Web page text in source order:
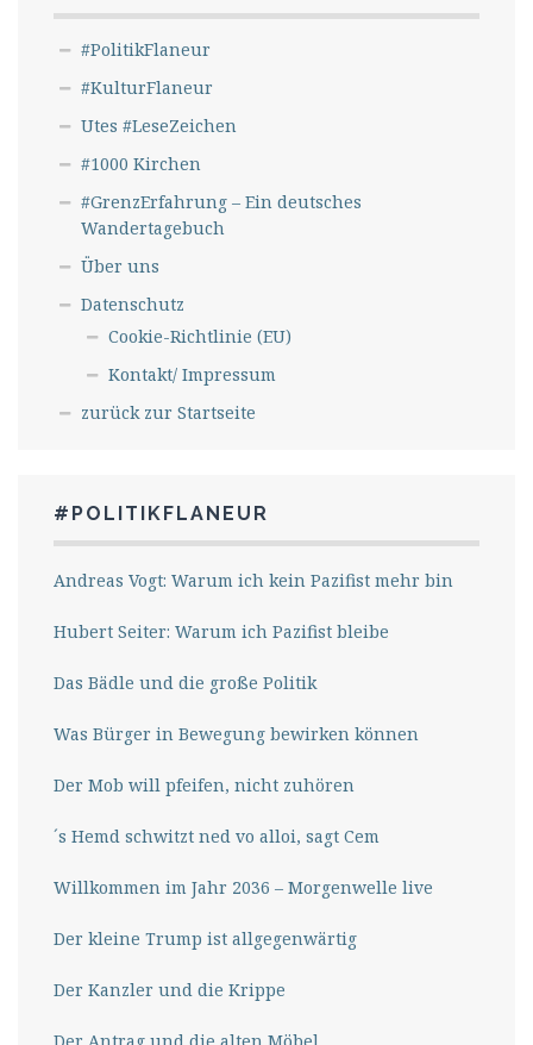
#PolitikFlaneur
#KulturFlaneur
Utes #LeseZeichen
#1000 Kirchen
#GrenzErfahrung – Ein deutsches
Wandertagebuch
Über uns
Datenschutz
Cookie-Richtlinie (EU)
Kontakt/ Impressum
zurück zur Startseite
#POLITIKFLANEUR
Andreas Vogt: Warum ich kein Pazifist mehr bin
Hubert Seiter: Warum ich Pazifist bleibe
Das Bädle und die große Politik
Was Bürger in Bewegung bewirken können
Der Mob will pfeifen, nicht zuhören
´s Hemd schwitzt ned vo alloi, sagt Cem
Willkommen im Jahr 2036 – Morgenwelle live
Der kleine Trump ist allgegenwärtig
Der Kanzler und die Krippe